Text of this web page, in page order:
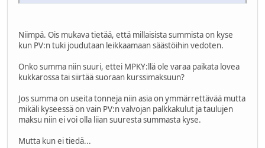
Niimpä. Ois mukava tietää, että millaisista summista on kyse
kun PV:n tuki joudutaan leikkaamaan säästöihin vedoten.
Onko summa niin suuri, ettei MPKY:llä ole varaa paikata lovea
kukkarossa tai siirtää suoraan kurssimaksuun?
Jos summa on useita tonneja niin asia on ymmärrettävää mutta
mikäli kyseessä on vain PV:n valvojan palkkakulut ja taulujen
maksu niin ei voi olla liian suuresta summasta kyse.
Mutta kun ei tiedä...